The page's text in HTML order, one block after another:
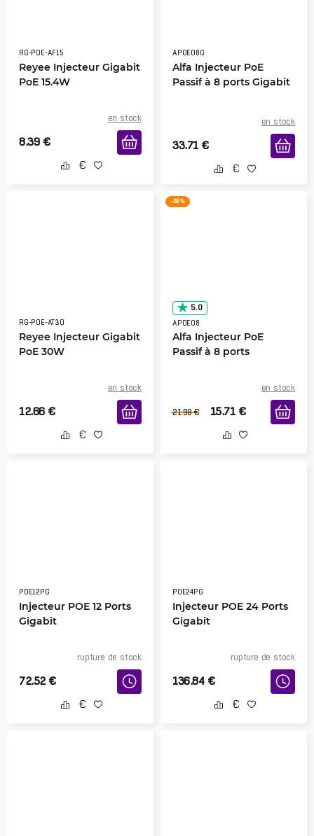
RG-POE-AF15
Reyee Injecteur Gigabit
PoE 15.4W
en stock
8.39 €
APOE08G
Alfa Injecteur PoE
Passif à 8 ports Gigabit
en stock
33.71 €
RG-POE-AT30
Reyee Injecteur Gigabit
PoE 30W
en stock
12.66 €
-29 %
5.0
APOE08
Alfa Injecteur PoE
Passif à 8 ports
en stock
21.98 € 15.71 €
POE12PG
Injecteur POE 12 Ports
Gigabit
rupture de stock
72.52 €
POE24PG
Injecteur POE 24 Ports
Gigabit
rupture de stock
136.84 €